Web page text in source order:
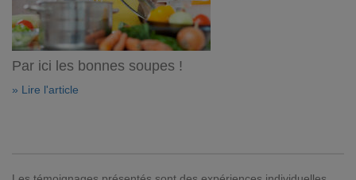
Par ici les bonnes soupes !
» Lire l'article